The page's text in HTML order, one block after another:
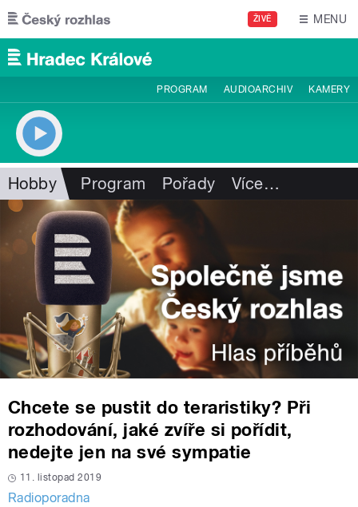
Přejít k hlavnímu obsahu
ŽIVĚ MENU
PROGRAM AUDIOARCHIV KAMERY
Hobby Program Pořady Více…
Chcete se pustit do teraristiky? Při
rozhodování, jaké zvíře si pořídit,
nedejte jen na své sympatie
11. listopad 2019
Radioporadna